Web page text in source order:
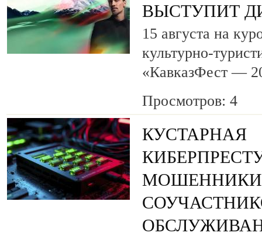
ВЫСТУПИТ
15 августа на
культурно-
«КавказФест —
Просмотров: 4
КУСТАРНАЯ
МОШЕННИКИ